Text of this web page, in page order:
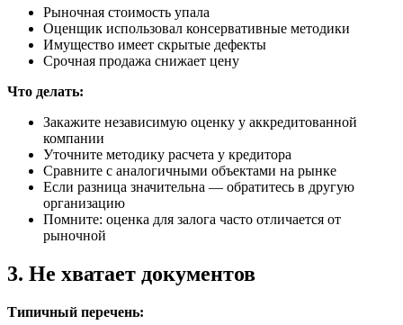
Рыночная стоимость упала
Оценщик использовал консервативные методики
Имущество имеет скрытые дефекты
Срочная продажа снижает цену
Что делать:
Закажите независимую оценку у аккредитованной
компании
Уточните методику расчета у кредитора
Сравните с аналогичными объектами на рынке
Если разница значительна — обратитесь в другую
организацию
Помните: оценка для залога часто отличается от
рыночной
3. Не хватает документов
Типичный перечень: